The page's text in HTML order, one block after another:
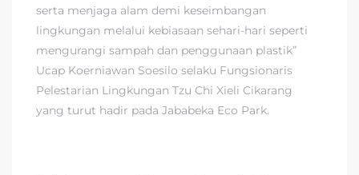
serta menjaga alam demi keseimbangan
lingkungan melalui kebiasaan sehari-hari seperti
mengurangi sampah dan penggunaan plastik”
Ucap Koerniawan Soesilo selaku Fungsionaris
Pelestarian Lingkungan Tzu Chi Xieli Cikarang
yang turut hadir pada Jababeka Eco Park.